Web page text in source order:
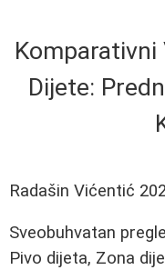
Komparativni
Dijete:
Radašin Vićentić
Sveobuhvatan
Pivo dijeta, Zona